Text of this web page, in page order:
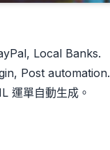
Local Banks.
Post automation.
運單自動生成。